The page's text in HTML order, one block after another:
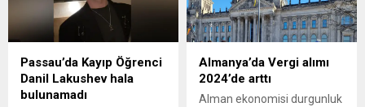
Mannheim şehir
merkezinde en az bir ölü ve
çok sayıda ağır yaralı var.
DPA haber ajansının
güvenlik...
önemli bir çözüm
sağlanması hedefleniyor.
Çatı katlarında büyük bir
potansiyel var Önerilen
projeye göre,
Passau’da Kayıp Öğrenci
Danil Lakushev hala
bulunamadı
Almanya’da Vergi alımı
2024’de arttı
Alman ekonomisi durgunluk